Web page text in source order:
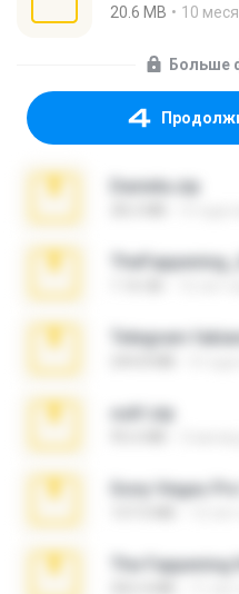
20.6 MB 10
Больше
Daniela.zip
Telegram
ouh!.zip
The Fappening